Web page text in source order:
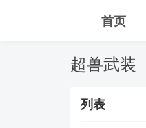
首页
超兽武装
列表